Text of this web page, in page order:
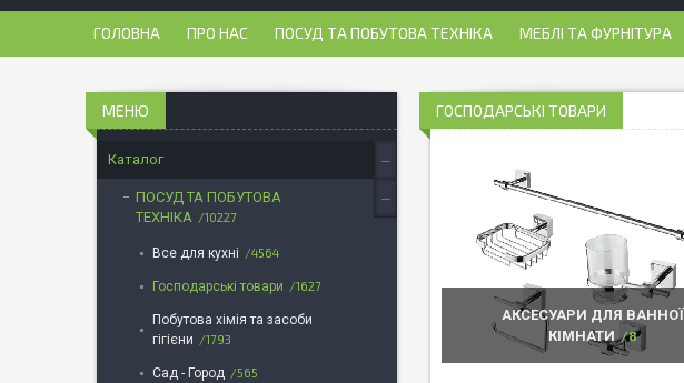
ГОЛОВНА ПРО НАС ПОСУД ТА ПОБУТОВА ТЕХНІКА МЕБЛІ ТА ФУРНІТУРА
ГОСПОДАРСЬКІ ТОВАРИ
АКСЕСУАРИ ДЛЯ ВАННОЇ
КІМНАТИ
8
Каталог
ПОСУД ТА ПОБУТОВА
ТЕХНІКА
10227
Все для кухні 4564
Господарські товари 1627
Побутова хімія та засоби
гігієни
1793
Сад - Город 565